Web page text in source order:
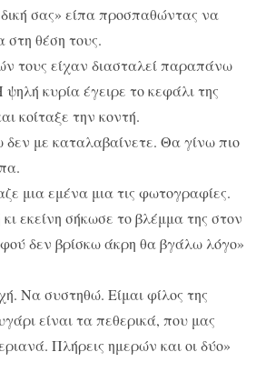
δική σας» είπα προσπαθώντας να
θέση τους.
τους είχαν διασταλεί παραπάνω
κυρία έγειρε το κεφάλι της
κοίταξε την κοντή.
δεν με καταλαβαίνετε. Θα γίνω πιο
μια εμένα μια τις φωτογραφίες.
εκείνη σήκωσε το βλέμμα της στον
δεν βρίσκω άκρη θα βγάλω λόγο»
Να συστηθώ. Είμαι φίλος της
είναι τα πεθερικά, που μας
Πλήρεις ημερών και οι δύο»